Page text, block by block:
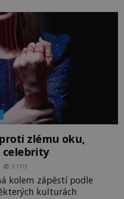
nebo jde o pouhou
pobývá
zlému oku,
3.1TIS
kolem zápěstí podle
kulturách